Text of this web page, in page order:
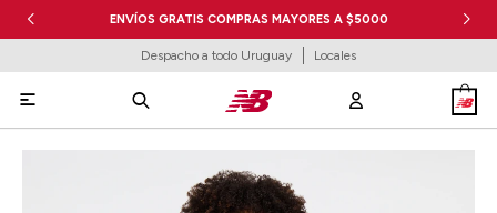
ENVÍOS GRATIS COMPRAS MAYORES A $5000
Despacho a todo Uruguay Locales
